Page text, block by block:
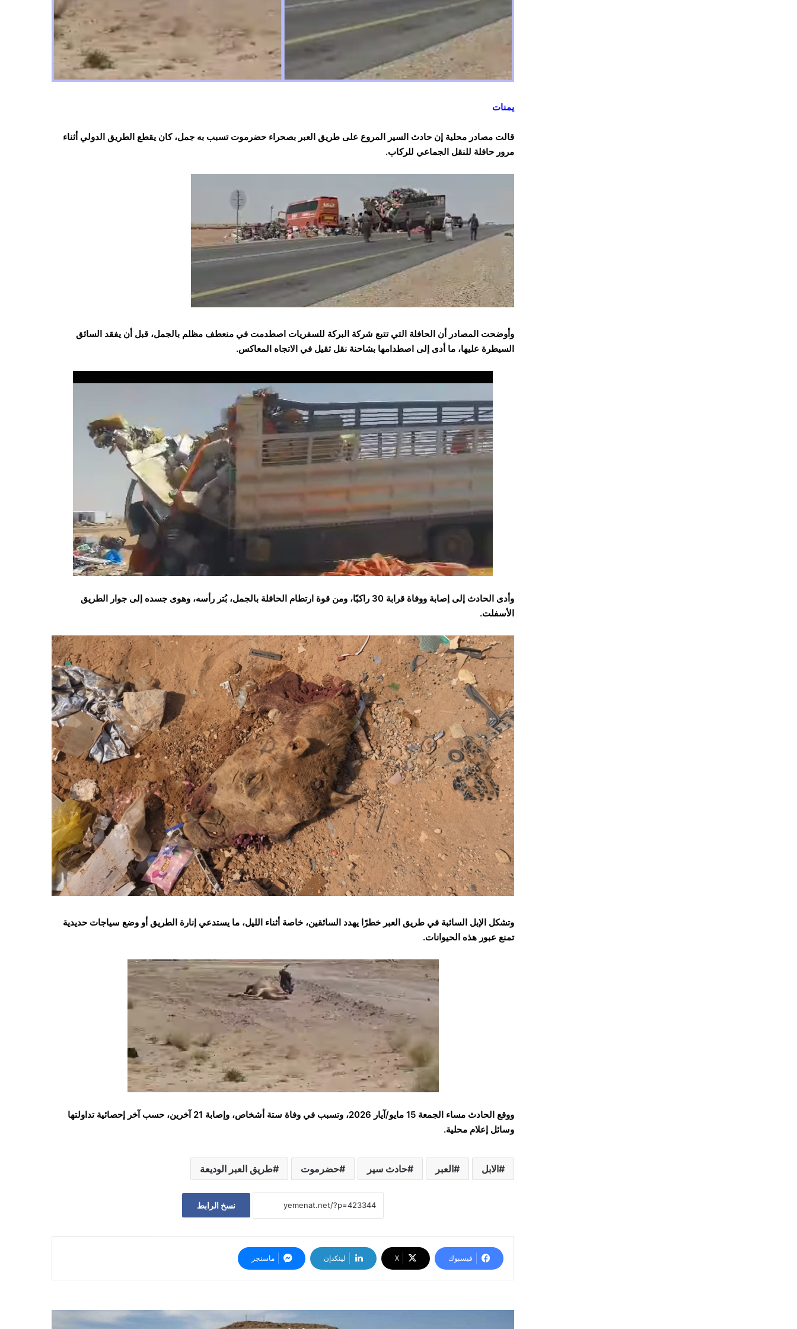
يمنات
قالت مصادر محلية إن حادث السير المروع على طريق العبر بصحراء حضرموت تسبب به جمل، كان يقطع الطريق الدولي أثناء
مرور حافلة للنقل الجماعي للركاب.
وأوضحت المصادر أن الحافلة التي تتبع شركة البركة للسفريات اصطدمت في منعطف مظلم بالجمل، قبل أن يفقد السائق
السيطرة عليها، ما أدى إلى اصطدامها بشاحنة نقل ثقيل في الاتجاه المعاكس.
وأدى الحادث إلى إصابة ووفاة قرابة 30 راكبًا، ومن قوة ارتطام الحافلة بالجمل، بُتر رأسه، وهوى جسده إلى جوار الطريق
الأسفلت.
وتشكل الإبل السائبة في طريق العبر خطرًا يهدد السائقين، خاصة أثناء الليل، ما يستدعي إنارة الطريق أو وضع سياجات حديدية
تمنع عبور هذه الحيوانات.
ووقع الحادث مساء الجمعة 15 مايو/آيار 2026، وتسبب في وفاة ستة أشخاص، وإصابة 21 آخرين، حسب آخر إحصائية تداولتها
وسائل إعلام محلية.
الابل العبر حادث سير حضرموت طريق العبر الوديعة
نسخ الرابط
فيسبوك ‫X لينكدإن ماسنجر